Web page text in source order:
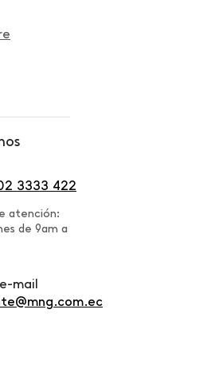
3333 422
atención:
de 9am a
mail